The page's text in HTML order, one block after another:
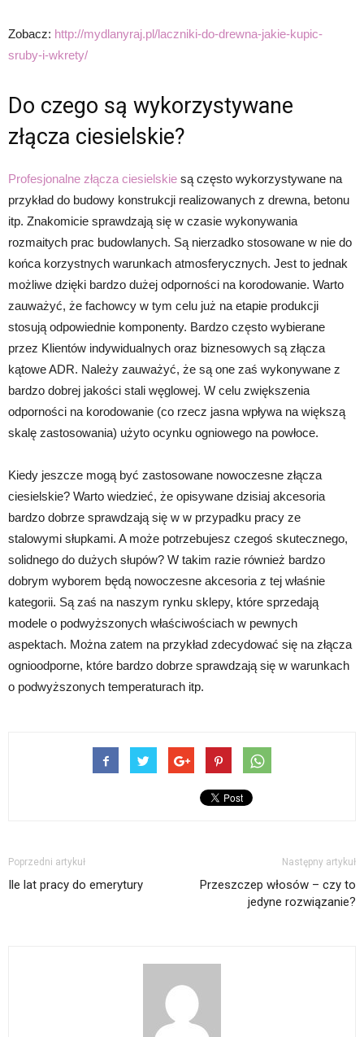
Zobacz: http://mydlanyraj.pl/laczniki-do-drewna-jakie-kupic-
sruby-i-wkrety/
Do czego są wykorzystywane
złącza ciesielskie?
Profesjonalne złącza ciesielskie są często wykorzystywane na
przykład do budowy konstrukcji realizowanych z drewna, betonu
itp. Znakomicie sprawdzają się w czasie wykonywania
rozmaitych prac budowlanych. Są nierzadko stosowane w nie do
końca korzystnych warunkach atmosferycznych. Jest to jednak
możliwe dzięki bardzo dużej odporności na korodowanie. Warto
zauważyć, że fachowcy w tym celu już na etapie produkcji
stosują odpowiednie komponenty. Bardzo często wybierane
przez Klientów indywidualnych oraz biznesowych są złącza
kątowe ADR. Należy zauważyć, że są one zaś wykonywane z
bardzo dobrej jakości stali węglowej. W celu zwiększenia
odporności na korodowanie (co rzecz jasna wpływa na większą
skalę zastosowania) użyto ocynku ogniowego na powłoce.
Kiedy jeszcze mogą być zastosowane nowoczesne złącza
ciesielskie? Warto wiedzieć, że opisywane dzisiaj akcesoria
bardzo dobrze sprawdzają się w w przypadku pracy ze
stalowymi słupkami. A może potrzebujesz czegoś skutecznego,
solidnego do dużych słupów? W takim razie również bardzo
dobrym wyborem będą nowoczesne akcesoria z tej właśnie
kategorii. Są zaś na naszym rynku sklepy, które sprzedają
modele o podwyższonych właściwościach w pewnych
aspektach. Można zatem na przykład zdecydować się na złącza
ognioodporne, które bardzo dobrze sprawdzają się w warunkach
o podwyższonych temperaturach itp.
Poprzedni artykuł
Ile lat pracy do emerytury
Następny artykuł
Przeszczep włosów – czy to
jedyne rozwiązanie?